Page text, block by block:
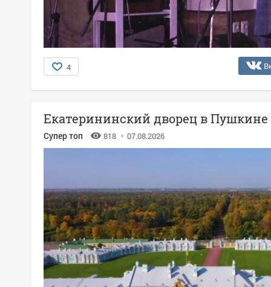
4
Екатерининский дворец в Пушкине
Супер топ 818 07.08.2026